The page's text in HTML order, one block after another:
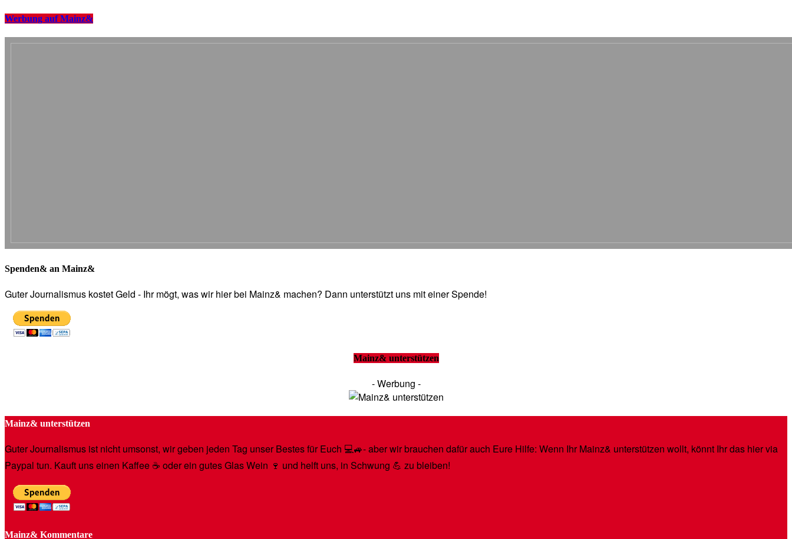
Werbung auf Mainz&
Spenden& an Mainz&
Guter Journalismus kostet Geld - Ihr mögt, was wir hier bei Mainz& machen? Dann unterstützt uns mit einer Spende!
Mainz& unterstützen
- Werbung -
Mainz& unterstützen
Guter Journalismus ist nicht umsonst, wir geben jeden Tag unser Bestes für Euch 💻🚙- aber wir brauchen dafür auch Eure Hilfe: Wenn Ihr Mainz& unterstützen wollt, könnt Ihr das hier via
Paypal tun. Kauft uns einen Kaffee ☕️ oder ein gutes Glas Wein 🍷 und helft uns, in Schwung 💪 zu bleiben!
Mainz& Kommentare